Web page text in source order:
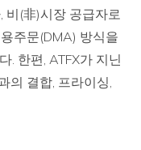
비(非)시장 공급자로
주문(DMA) 방식을
. 한편, ATFX가 지닌
의 결합, 프라이싱,